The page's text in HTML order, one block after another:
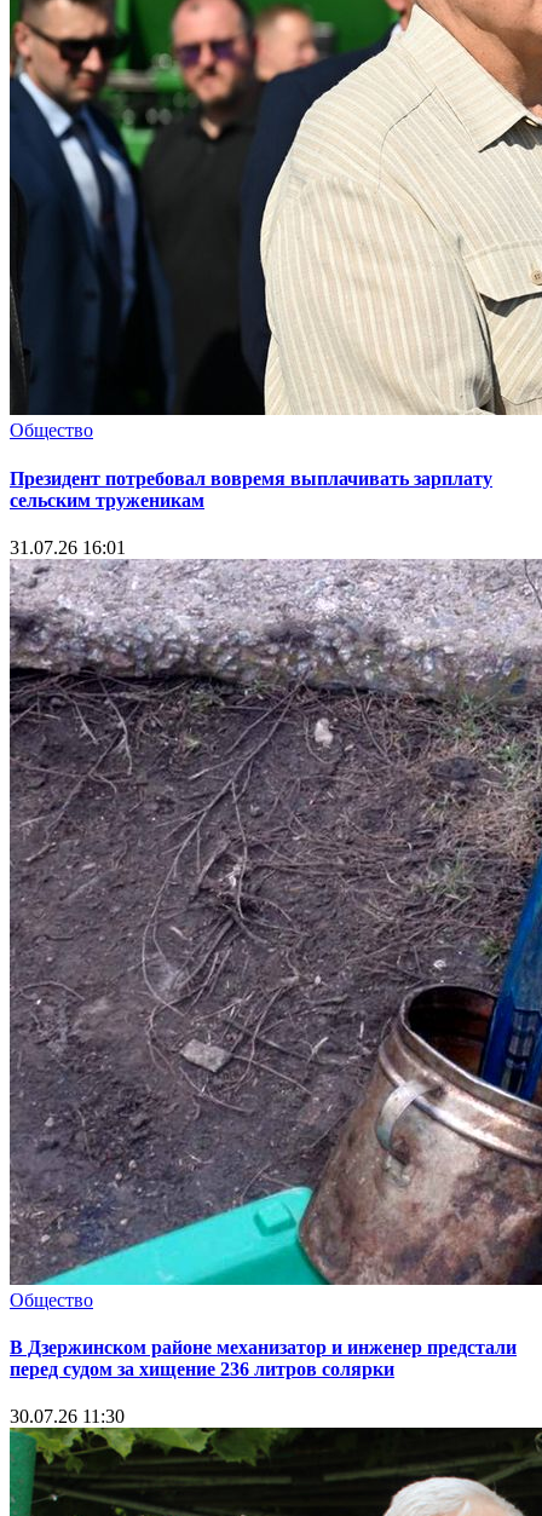
Общество
Президент потребовал вовремя выплачивать зарплату
сельским труженикам
31.07.26 16:01
Общество
В Дзержинском районе механизатор и инженер предстали
перед судом за хищение 236 литров солярки
30.07.26 11:30